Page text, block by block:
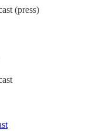
(press)